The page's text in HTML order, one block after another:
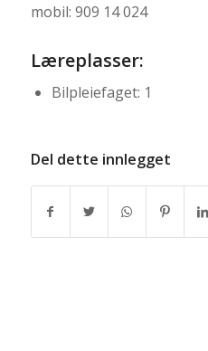
mobil: 909 14 024
Læreplasser:
Bilpleiefaget: 1
Del dette innlegget